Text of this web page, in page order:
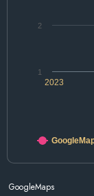
2023
1
2
GoogleMaps